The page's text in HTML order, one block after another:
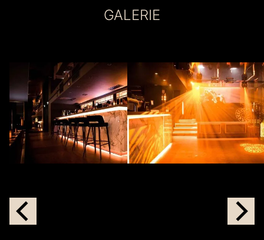
GALERIE